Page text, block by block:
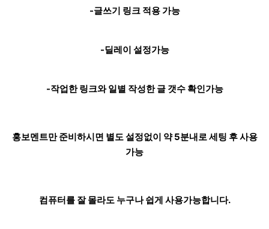
-글쓰기 링크 적용 가능
-딜레이 설정가능
-작업한 링크와 일별 작성한 글 갯수 확인가능
홍보멘트만 준비하시면 별도 설정없이 약 5분내로 세팅 후 사용
가능
컴퓨터를 잘 몰라도 누구나 쉽게 사용가능합니다.